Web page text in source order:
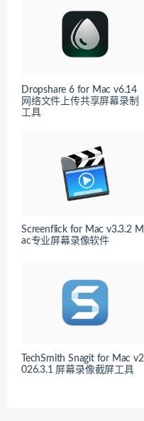
Dropshare 6 for Mac v6.14
网络文件上传共享屏幕录制
工具
Screenflick for Mac v3.3.2 M
ac专业屏幕录像软件
TechSmith Snagit for Mac v2
026.3.1 屏幕录像截屏工具